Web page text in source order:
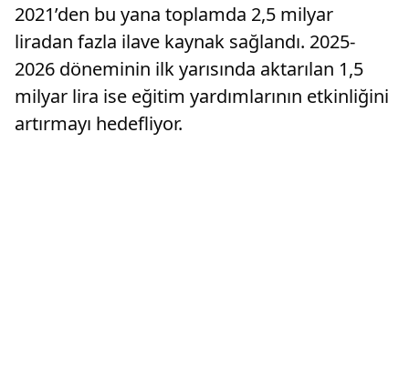
2021’den bu yana toplamda 2,5 milyar
liradan fazla ilave kaynak sağlandı. 2025-
2026 döneminin ilk yarısında aktarılan 1,5
milyar lira ise eğitim yardımlarının etkinliğini
artırmayı hedefliyor.